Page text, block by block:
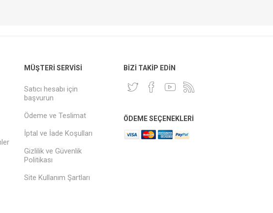
MÜŞTERI SERVISI
Satıcı hesabı için
başvurun
Ödeme ve Teslimat
İptal ve İade Koşulları
Gizlilik ve Güvenlik
Politikası
Site Kullanım Şartları
BIZI TAKIP EDIN
ÖDEME SEÇENEKLERI